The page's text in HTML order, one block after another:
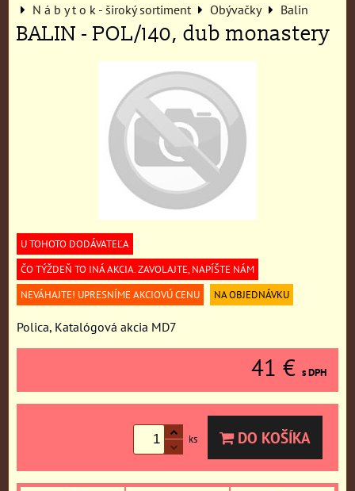
N á b y t o k - široký sortiment
Obývačky Balin
BALIN - POL/140, dub monastery
U TOHOTO DODÁVATEĽA
ČO TÝŽDEŇ TO INÁ AKCIA. ZAVOLAJTE, NAPÍŠTE NÁM
NEVÁHAJTE! UPRESNÍME AKCIOVÚ CENU
NA OBJEDNÁVKU
Polica, Katalógová akcia MD7
41 € s DPH
ks DO KOŠÍKA